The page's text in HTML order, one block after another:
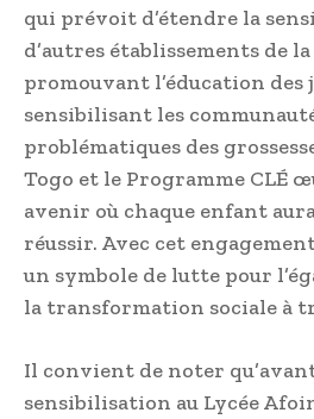
qui prévoit d’étendre la
d’autres établissements de
promouvant l’éducation des
sensibilisant les
problématiques des
Togo et le Programme CLÉ
avenir où chaque enfant
réussir. Avec cet
un symbole de lutte pour
la transformation sociale à
Il convient de noter
sensibilisation au Lycée